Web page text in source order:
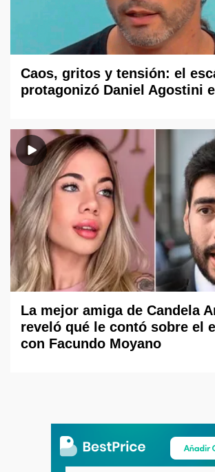
Caos, gritos y tensión: el
protagonizó Daniel Agostini
La mejor amiga de Candela
reveló qué le contó sobre el
con Facundo Moyano